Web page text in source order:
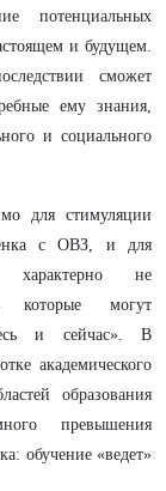
потенциальных
и будущем.
сможет
ему знания,
и социального
для стимуляции
с ОВЗ, и для
характерно не
которые могут
и сейчас». В
академического
образования
превышения
обучение «ведет»